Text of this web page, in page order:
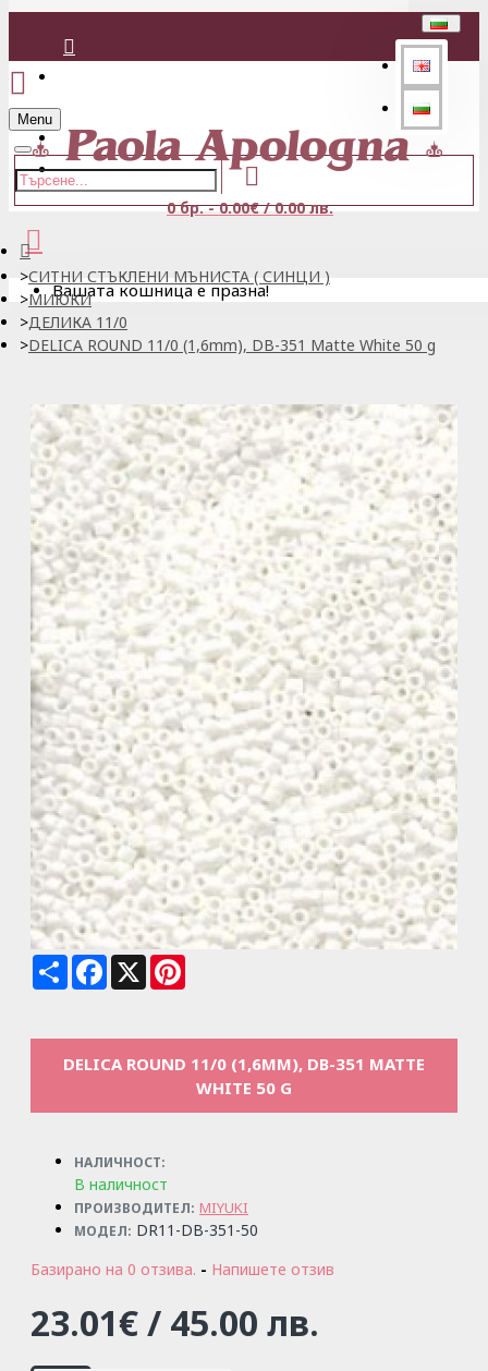
Регистрация
Menu
0 бр. - 0.00€ / 0.00 лв.
Вашата кошница е празна!
СИТНИ СТЪКЛЕНИ МЪНИСТА ( СИНЦИ )
МИЮКИ
ДЕЛИКА 11/0
DELICA ROUND 11/0 (1,6mm), DB-351 Matte White 50 g
Share Facebook
X
DELICA ROUND 11/0 (1,6MM), DB-351 MATTE
WHITE 50 G
НАЛИЧНОСТ:
В наличност
ПРОИЗВОДИТЕЛ: MIYUKI
МОДЕЛ: DR11-DB-351-50
Базирано на 0 отзива. - Напишете отзив
23.01€ / 45.00 лв.